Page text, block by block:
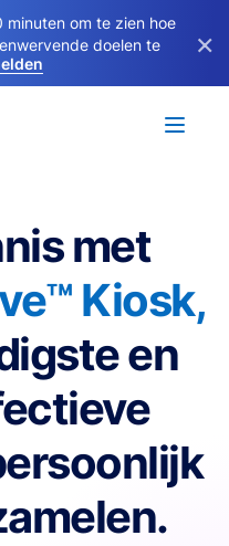
minuten om te zien hoe
doelen te
×
met
Kiosk,
en